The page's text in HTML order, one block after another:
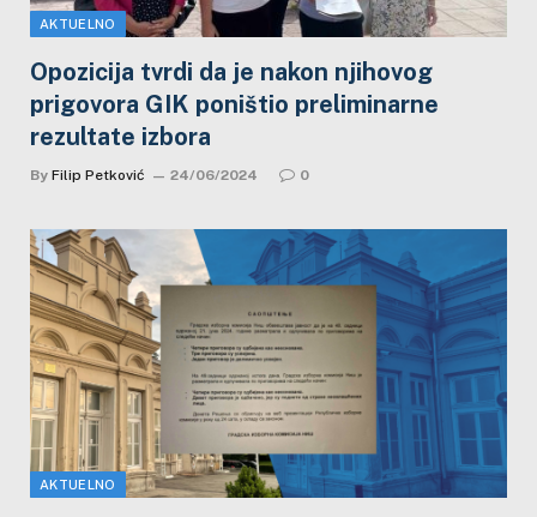
AKTUELNO
Opozicija tvrdi da je nakon njihovog
prigovora GIK poništio preliminarne
rezultate izbora
By Filip Petković 24/06/2024 0
AKTUELNO